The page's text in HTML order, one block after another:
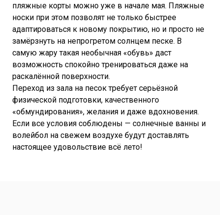
пляжные корты можно уже в начале мая. Пляжные
носки при этом позволят не только быстрее
адаптироваться к новому покрытию, но и просто не
замёрзнуть на непрогретом солнцем песке. В
самую жару такая необычная «обувь» даст
возможность спокойно тренироваться даже на
раскалённой поверхности.
Переход из зала на песок требует серьёзной
физической подготовки, качественного
«обмундирования», желания и даже вдохновения.
Если все условия соблюдены — солнечные ванны и
волейбол на свежем воздухе будут доставлять
настоящее удовольствие всё лето!